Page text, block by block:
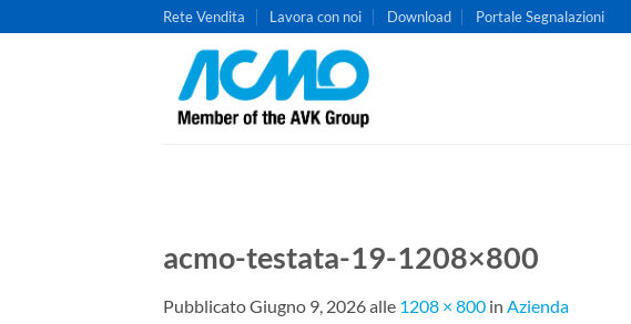
ai
Rete Vendita Lavora con noi Download Portale Segnalazioni
acmo-testata-19-1208×800
PubblicatoGiugno 9, 2026alle 1208 × 800 in Azienda